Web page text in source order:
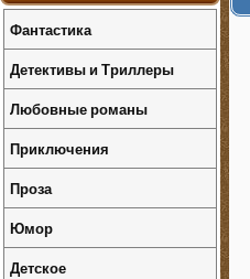
Фантастика
Детективы и Триллеры
Любовные романы
Приключения
Проза
Юмор
Детское